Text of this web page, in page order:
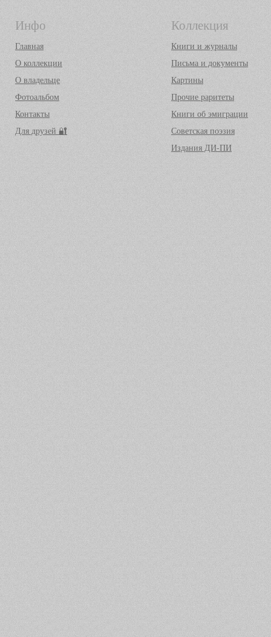
Инфо
Главная
О коллекции
О владельце
Фотоальбом
Контакты
Для друзей 🔐
Коллекция
Книги и журналы
Письма и документы
Картины
Прочие раритеты
Книги об эмиграции
Советская поэзия
Издания ДИ-ПИ